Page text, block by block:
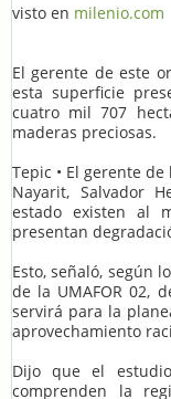
visto en milenio.com
El gerente de este
esta superficie
cuatro mil 707
maderas preciosas.
Tepic • El gerente
Nayarit, Salvador
estado existen al
presentan
Esto, señaló, según
de la UMAFOR 02,
servirá para la
aprovechamiento
Dijo que el
comprenden la